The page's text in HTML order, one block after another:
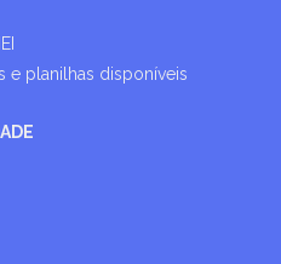
e planilhas disponíveis